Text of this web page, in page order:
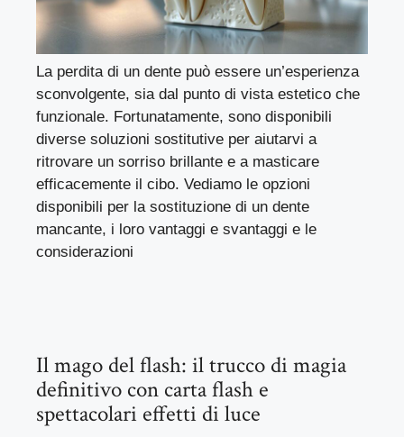
La perdita di un dente può essere un’esperienza
sconvolgente, sia dal punto di vista estetico che
funzionale. Fortunatamente, sono disponibili
diverse soluzioni sostitutive per aiutarvi a
ritrovare un sorriso brillante e a masticare
efficacemente il cibo. Vediamo le opzioni
disponibili per la sostituzione di un dente
mancante, i loro vantaggi e svantaggi e le
considerazioni
Il mago del flash: il trucco di magia
definitivo con carta flash e
spettacolari effetti di luce